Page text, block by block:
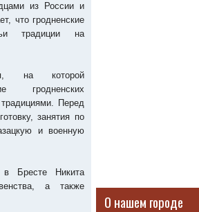
из России и
что гродненские
традиции на
на которой
гродненских
Перед
занятия по
и военную
в Бресте Никита
а также
О нашем городе